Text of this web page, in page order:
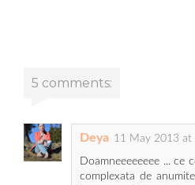
5 comments:
Deya 11 May 2013 at
Doamneeeeeeee ... ce
complexata de